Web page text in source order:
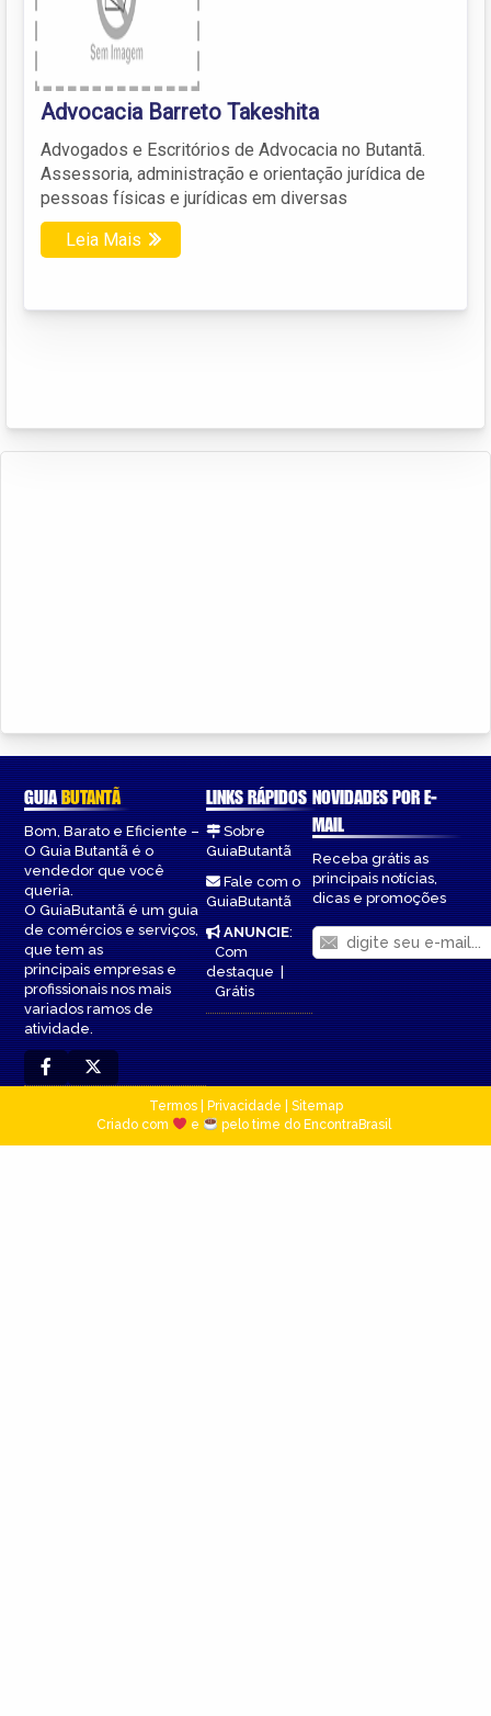
Advocacia Barreto Takeshita
Advogados e Escritórios de Advocacia no Butantã.
Assessoria, administração e orientação jurídica de
pessoas físicas e jurídicas em diversas
Leia Mais
GUIABUTANTÃ
Bom, Barato e Eficiente –
O Guia Butantã é o
vendedor que você
queria.
O GuiaButantã é um guia
de comércios e serviços,
que tem as
principais empresas e
profissionais nos mais
variados ramos de
atividade.
LINKS RÁPIDOS
Sobre
GuiaButantã
Fale com o
GuiaButantã
ANUNCIE:
Com
destaque|
Grátis
NOVIDADES POR E-
MAIL
Receba grátis as
principais notícias,
dicas e promoções
Termos| Privacidade
Sitemap
Criado com
e pelo time do EncontraBrasil